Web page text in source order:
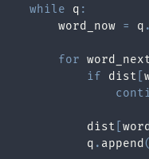
while q :
        word_now
= q .
for
if dist
            dist
            q
. append (